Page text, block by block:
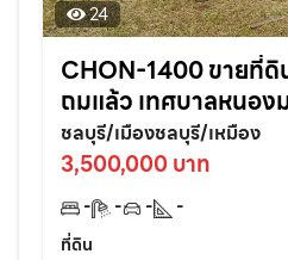
24
CHON-1400 ขายที่ดิ
ถมแล้ว เทศบาลหนอง
หาด2กม. อ.เมืองชลบุรี
ชลบุรี/เมืองชลบุรี/เหมือง
3,500,000 บาท
- - -
-
ที่ดิน